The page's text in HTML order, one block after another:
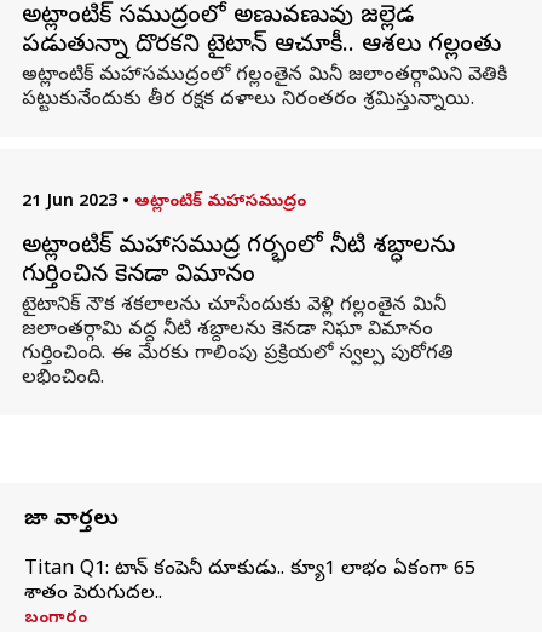
అట్లాంటిక్ సముద్రంలో అణువణువు జల్లెడ
పడుతున్నా దొరకని టైటాన్ ఆచూకీ.. ఆశలు గల్లంతు
అట్లాంటిక్ మహాసముద్రంలో గల్లంతైన మినీ జలాంతర్గామిని వెతికి
పట్టుకునేందుకు తీర రక్షక దళాలు నిరంతరం శ్రమిస్తున్నాయి.
21 Jun 2023 • అట్లాంటిక్ మహాసముద్రం
అట్లాంటిక్ మహాసముద్ర గర్భంలో నీటి శబ్ధాలను
గుర్తించిన కెనడా విమానం
టైటానిక్ నౌక శకలాలను చూసేందుకు వెళ్లి గల్లంతైన మినీ
జలాంతర్గామి వద్ద నీటి శబ్దాలను కెనడా నిఘా విమానం
గుర్తించింది. ఈ మేరకు గాలింపు ప్రక్రియలో స్వల్ప పురోగతి
లభించింది.
తాజా వార్తలు
Titan Q1: టైటాన్ కంపెనీ దూకుడు.. క్యూ1 లాభం ఏకంగా 65
శాతం పెరుగుదల..
బంగారం